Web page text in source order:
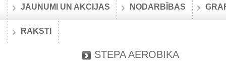
JAUNUMI UN AKCIJAS NODARBĪBAS
RAKSTI
STEPA AEROBIKA